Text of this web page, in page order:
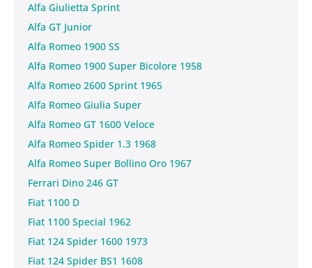
Alfa Giulietta Sprint
Alfa GT Junior
Alfa Romeo 1900 SS
Alfa Romeo 1900 Super Bicolore 1958
Alfa Romeo 2600 Sprint 1965
Alfa Romeo Giulia Super
Alfa Romeo GT 1600 Veloce
Alfa Romeo Spider 1.3 1968
Alfa Romeo Super Bollino Oro 1967
Ferrari Dino 246 GT
Fiat 1100 D
Fiat 1100 Special 1962
Fiat 124 Spider 1600 1973
Fiat 124 Spider BS1 1608